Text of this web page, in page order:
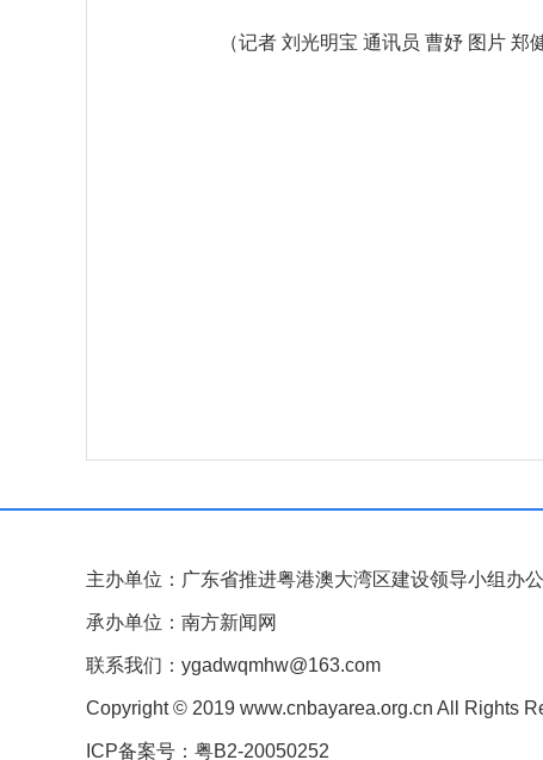
（记者 刘光明宝 通讯员 曹妤 图片 郑健
主办单位：广东省推进粤港澳大湾区建设领导小组办
承办单位：南方新闻网
联系我们：ygadwqmhw@163.com
Copyright © 2019 www.cnbayarea.org.cn All Rights
ICP备案号：粤B2-20050252